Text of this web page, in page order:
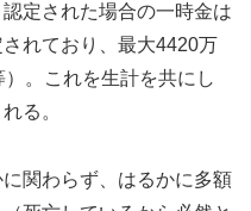
定された場合の一時金は
れており、最大4420万
。これを生計を共にし
る。
関わらず、はるかに多額